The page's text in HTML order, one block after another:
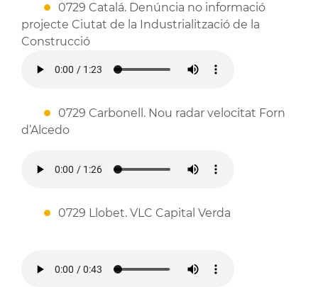
0729 Catalá. Denúncia no informació
projecte Ciutat de la Industrialització de la
Construcció
0729 Carbonell. Nou radar velocitat Forn
d’Alcedo
0729 Llobet. VLC Capital Verda